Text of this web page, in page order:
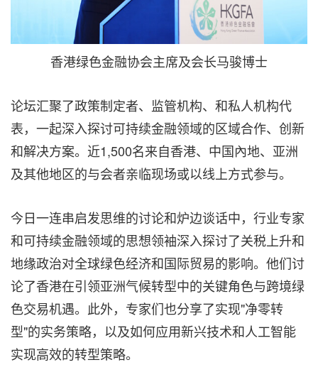
香港绿色金融协会主席及会长马骏博士
论坛汇聚了政策制定者、监管机构、和私人机构代
表，一起深入探讨可持续金融领域的区域合作、创新
和解决方案。近1,500名来自香港、中国內地、亚洲
及其他地区的与会者亲临现场或以线上方式参与。
今日一连串启发思维的讨论和炉边谈话中，行业专家
和可持续金融领域的思想领袖深入探讨了关税上升和
地缘政治对全球绿色经济和国际贸易的影响。他们讨
论了香港在引领亚洲气候转型中的关键角色与跨境绿
色交易机遇。此外，专家们也分享了实现"净零转
型"的实务策略，以及如何应用新兴技术和人工智能
实现高效的转型策略。